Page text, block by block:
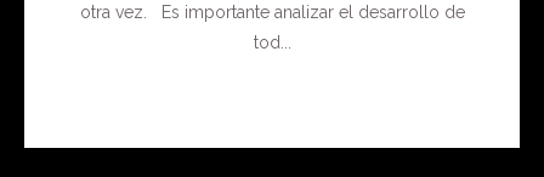
otra vez. Es importante analizar el desarrollo de
tod...